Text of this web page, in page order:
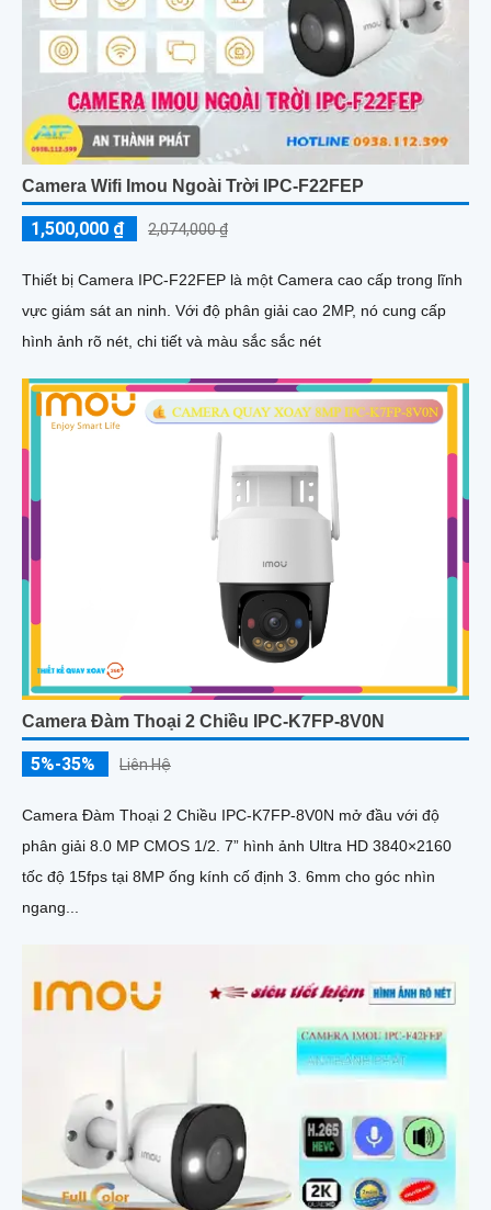
Camera Wifi Imou Ngoài Trời IPC-F22FEP
1,500,000 ₫ 2,074,000 ₫
Thiết bị Camera IPC-F22FEP là một Camera cao cấp trong lĩnh
vực giám sát an ninh. Với độ phân giải cao 2MP, nó cung cấp
hình ảnh rõ nét, chi tiết và màu sắc sắc nét
Camera Đàm Thoại 2 Chiều IPC-K7FP-8V0N
5%-35% Liên Hệ
Camera Đàm Thoại 2 Chiều IPC-K7FP-8V0N mở đầu với độ
phân giải 8.0 MP CMOS 1/2. 7” hình ảnh Ultra HD 3840×2160
tốc độ 15fps tại 8MP ống kính cố định 3. 6mm cho góc nhìn
ngang...